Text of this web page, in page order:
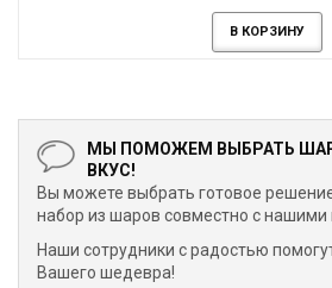
В КОРЗИНУ
МЫ ПОМОЖЕМ ВЫБРАТЬ
ВКУС!
Вы можете выбрать готовое
набор из шаров совместно с
Наши сотрудники с радостью
Вашего шедевра!